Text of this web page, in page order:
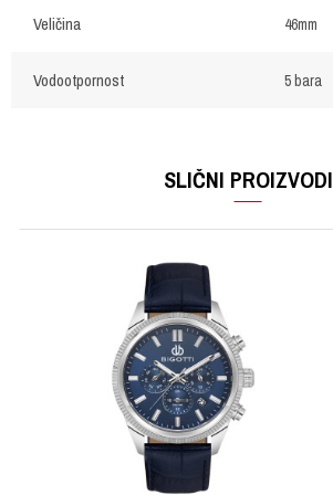
Veličina 46mm
Vodootpornost 5 bara
SLIČNI PROIZVODI